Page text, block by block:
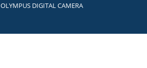
OLYMPUS DIGITAL CAMERA